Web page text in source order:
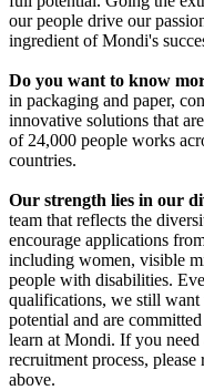
our people drive our
ingredient of Mondi's
Do you want to know
in packaging and paper,
innovative solutions that
of 24,000 people works
countries.
Our strength lies in our
team that reflects the
encourage applications
including women, visible
people with disabilities.
qualifications, we still
potential and are
learn at Mondi. If you
recruitment process,
above.